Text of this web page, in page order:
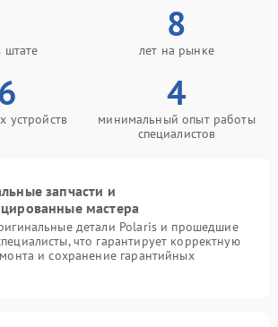
штате
8
лет на рынке
устройств
4
минимальный опыт работы
специалистов
запчасти и
мастера
детали Polaris и прошедшие
что гарантирует корректную
и сохранение гарантийных